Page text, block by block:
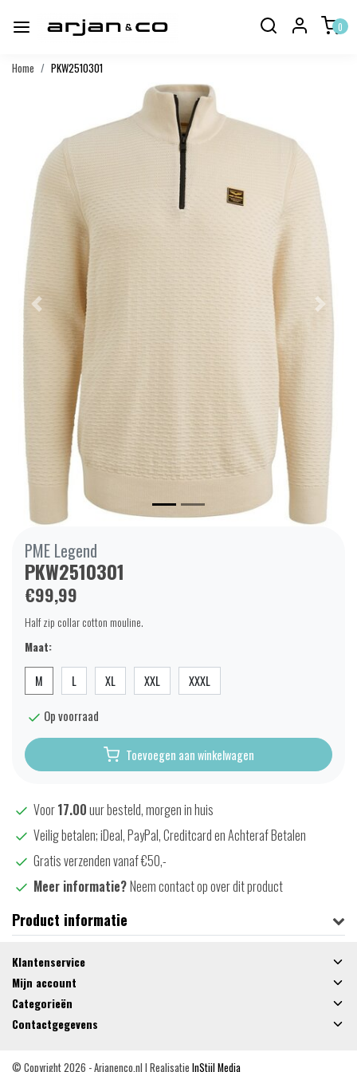
0
Home PKW2510301
Vorige
PME Legend
PKW2510301
€99,99
Half zip collar cotton mouline.
Maat:
M L XL XXL XXXL
Op voorraad
Toevoegen aan winkelwagen
Voor17.00uur besteld, morgen in huis
Veilig betalen; iDeal, PayPal, Creditcard en Achteraf Betalen
Gratis verzenden vanaf €50,-
Meer informatie?Neem contact op over dit product
Product informatie
Klantenservice
Mijn account
Categorieën
Contactgegevens
© Copyright 2026 - Arjanenco.nl | Realisatie InStijl Media